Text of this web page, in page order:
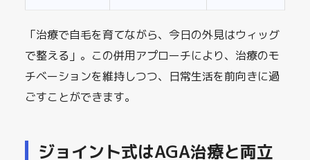
「治療で自毛を育てながら、今日の外見はウィッグ
で整える」。この併用アプローチにより、治療のモ
チベーションを維持しつつ、日常生活を前向きに過
ごすことができます。
ジョイント式はAGA治療と両立